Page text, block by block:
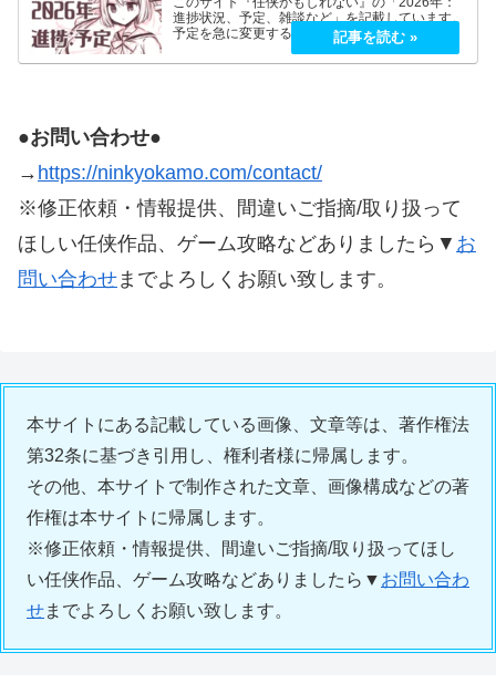
進捗状況、予定、雑談など」を記載しています。
予定を急に変更することが、よくあります。
2026年5月2026年5月21日（木）『プロミス・マ
スコットエージェンシー』良かったです！世界観
●お問い合わせ●
→ https://ninkyokamo.com/contact/
※修正依頼・情報提供、間違いご指摘/取り扱って
ほしい任侠作品、ゲーム攻略などありましたら▼ お
問い合わせ までよろしくお願い致します。
本サイトにある記載している画像、文章等は、著作権法
第32条に基づき引用し、権利者様に帰属します。
その他、本サイトで制作された文章、画像構成などの著
作権は本サイトに帰属します。
※修正依頼・情報提供、間違いご指摘/取り扱ってほし
い任侠作品、ゲーム攻略などありましたら▼ お問い合わ
せまでよろしくお願い致します。